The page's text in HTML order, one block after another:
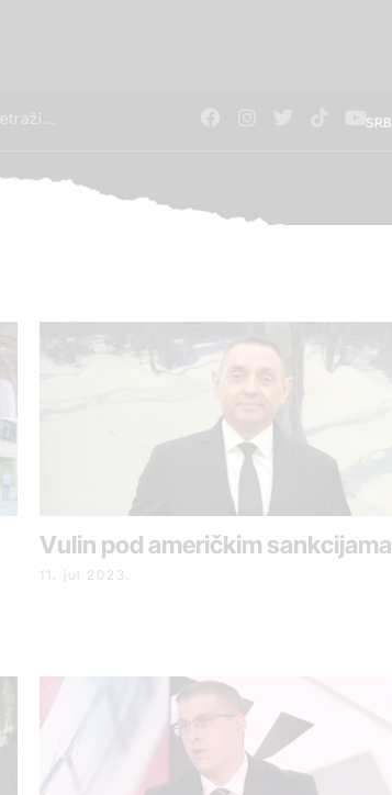
SRB
Vulin pod američkim sankcijama
11. jul 2023.